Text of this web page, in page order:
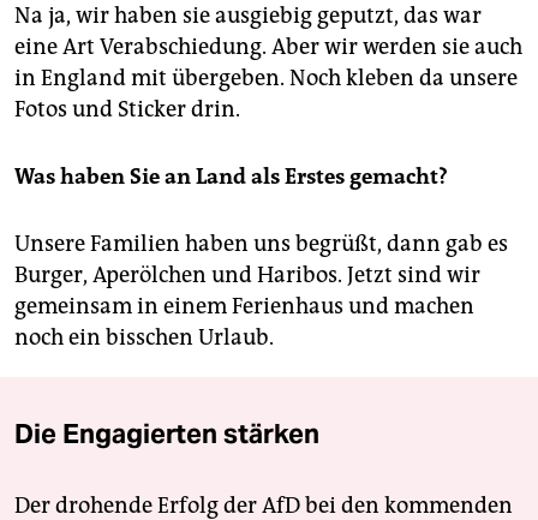
Na ja, wir haben sie ausgiebig geputzt, das war
eine Art Verabschiedung. Aber wir werden sie auch
in England mit übergeben. Noch kleben da unsere
Fotos und Sticker drin.
Was haben Sie an Land als Erstes gemacht?
Unsere Familien haben uns begrüßt, dann gab es
Burger, Aperölchen und Haribos. Jetzt sind wir
gemeinsam in einem Ferienhaus und machen
noch ein bisschen Urlaub.
Die Engagierten stärken
Der drohende Erfolg der AfD bei den kommenden